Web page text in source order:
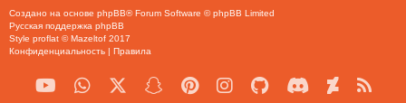
Создано на основе phpBB® Forum Software © phpBB Limited
Русская поддержка phpBB
Style proflat ©Mazeltof 2017
Конфиденциальность | Правила